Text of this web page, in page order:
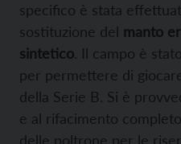
specifico è stata
sostituzione del manto
sintetico. Il campo è stato
per permettere di
della Serie B. Si è
e al rifacimento
delle poltrone per le